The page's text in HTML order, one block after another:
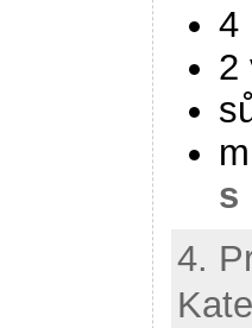
4
2
s
4.